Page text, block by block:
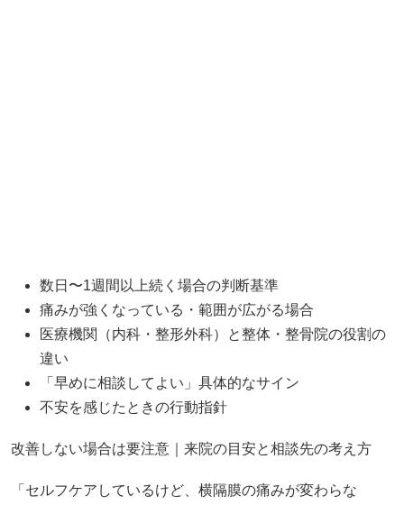
数日〜1週間以上続く場合の判断基準
痛みが強くなっている・範囲が広がる場合
医療機関（内科・整形外科）と整体・整骨院の役割の
違い
「早めに相談してよい」具体的なサイン
不安を感じたときの行動指針
改善しない場合は要注意｜来院の目安と相談先の考え方
「セルフケアしているけど、横隔膜の痛みが変わらな